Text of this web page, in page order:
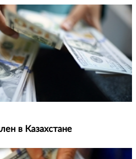
в Казахстане